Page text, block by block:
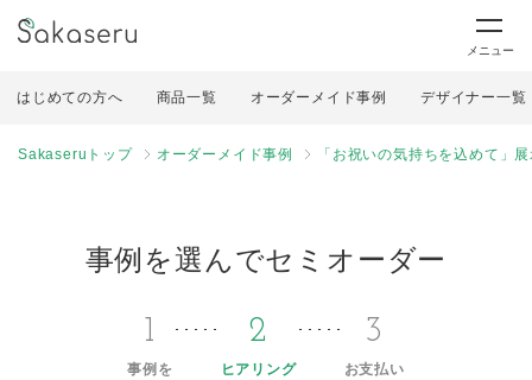
メニュー
はじめての方へ 商品一覧 オーダーメイド事例 デザイナー一覧
Sakaseruトップ オーダーメイド事例 「お祝いの気持ちを込めて」
事例を選んでセミオーダー
1
事例を
2
ヒアリング
3
お支払い